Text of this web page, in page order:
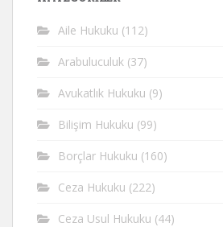
Aile Hukuku (112)
Arabuluculuk (37)
Avukatlık Hukuku (9)
Bilişim Hukuku (99)
Borçlar Hukuku (160)
Ceza Hukuku (222)
Ceza Usul Hukuku (44)